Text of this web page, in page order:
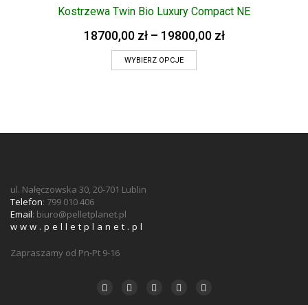
Kostrzewa Twin Bio Luxury Compact NE
18700,00 zł– 19800,00 zł
WYBIERZ OPCJE
ul. Nałęczowska 30, 20-701 Lublin
Telefon: 799 010 406
Email: biuro@pelletplanet.pl
www.pelletplanet.pl
Zapraszamy od Pn-Pt 9-16